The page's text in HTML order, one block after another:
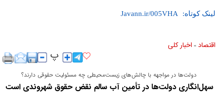
لینک کوتاه:
اقتصاد » اخبار کلی
دولت‌ها در مواجهه با چالش‌های زیست‌محیطی چه مسئولیت حقوقی دارند؟
سهل‌انگاری دولت‌ها در تأمین آب سالم نقض حقوق شهروندی است